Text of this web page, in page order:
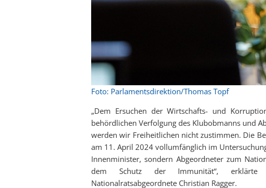
Foto: Parlamentsdirektion/Thomas Topf
„Dem Ersuchen der Wirtschafts- und
behördlichen Verfolgung des Klubobmanns und
werden wir Freiheitlichen nicht zustimmen. Die
am 11. April 2024 vollumfänglich im
Innenminister, sondern Abgeordneter zum
dem Schutz der Immunität“,
Nationalratsabgeordnete Christian Ragger.